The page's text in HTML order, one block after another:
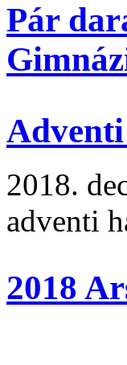
Pár
2018.
adventi
2018